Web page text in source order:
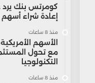
كومرتس بنك
إعادة شراء أسهم بقيمة
منذ 8 ساعات
مع تحول
التكنولوجيا
منذ 8 ساعات